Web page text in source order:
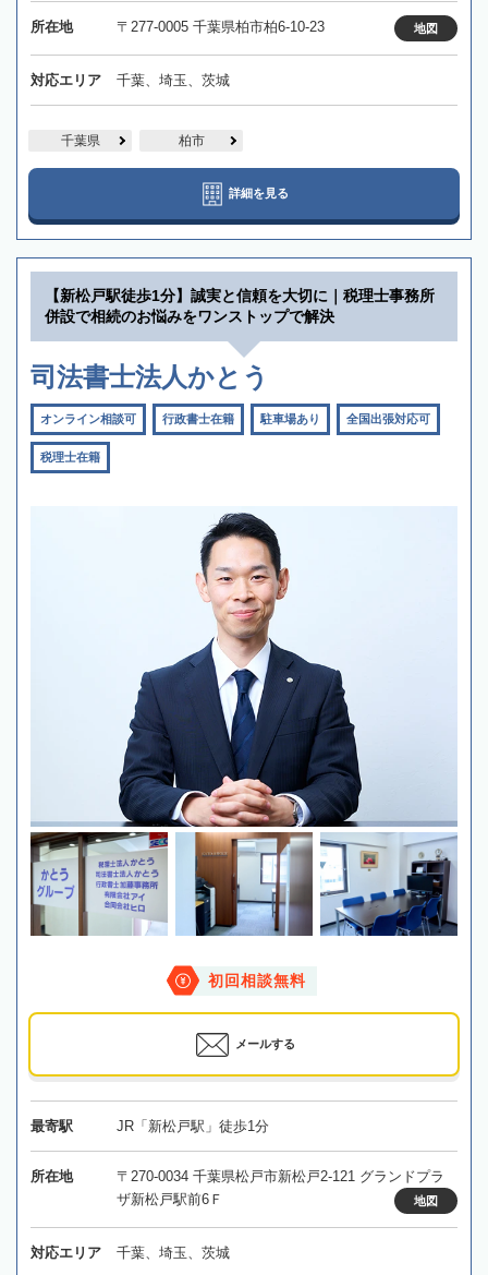
所在地 〒277-0005 千葉県柏市柏6-10-23 地図
対応エリア 千葉、埼玉、茨城
千葉県 柏市
詳細を見る
【新松戸駅徒歩1分】誠実と信頼を大切に｜税理士事務所
併設で相続のお悩みをワンストップで解決
司法書士法人かとう
オンライン相談可 行政書士在籍 駐車場あり 全国出張対応可
税理士在籍
初回相談無料
メールする
最寄駅 JR「新松戸駅」徒歩1分
所在地
〒270-0034 千葉県松戸市新松戸2-121 グランドプラ
ザ新松戸駅前6Ｆ
地図
対応エリア 千葉、埼玉、茨城